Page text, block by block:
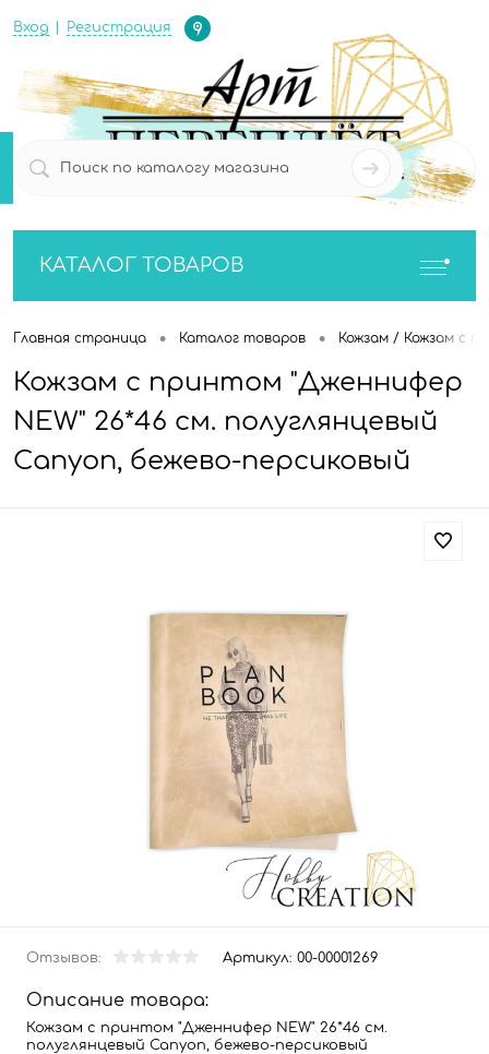
Вход Регистрация
Определение
0
КАТАЛОГ ТОВАРОВ
Главная страница • Каталог товаров • Кожзам / Кожзам с
Кожзам с принтом "Дженнифер
NEW" 26*46 см. полуглянцевый
Canyon, бежево-персиковый
Отзывов: Артикул: 00-00001269
Описание товара:
Кожзам с принтом "Дженнифер NEW" 26*46 см.
полуглянцевый Canyon, бежево-персиковый